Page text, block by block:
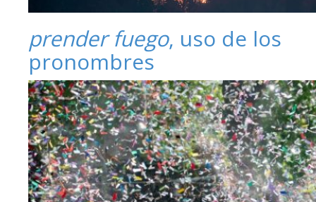
prender fuego, uso de los
pronombres